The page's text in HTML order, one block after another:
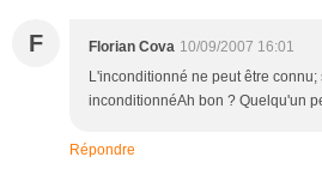
F Florian Cova 10/09/2007 16:01
L'inconditionné ne peut être
inconditionnéAh bon ? Quelqu'un
Répondre